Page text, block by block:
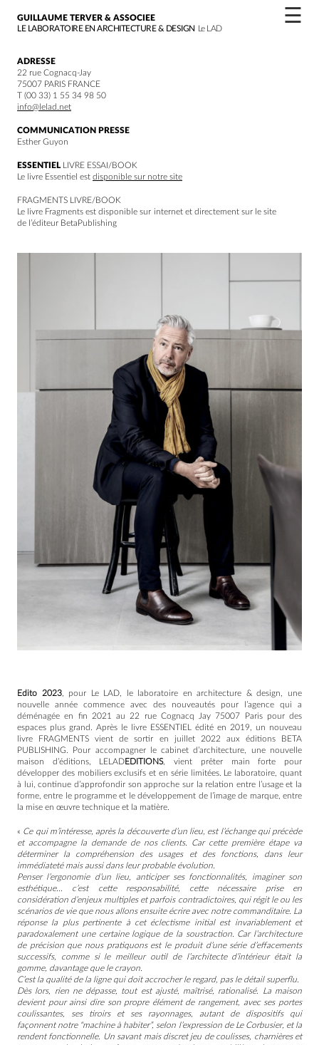
GUILLAUME TERVER & ASSOCIEE
LE LABORATOIRE EN ARCHITECTURE & DESIGN Le LAD
☰
ADRESSE
22 rue Cognacq-Jay
75007 PARIS FRANCE
T (00 33) 1 55 34 98 50
info@lelad.net
COMMUNICATION PRESSE
Esther Guyon
ESSENTIEL LIVRE ESSAI/BOOK
Le livre Essentiel est disponible sur notre site
FRAGMENTS LIVRE/BOOK
Le livre Fragments est disponible sur internet et directement sur le site
de l’éditeur BetaPublishing
Edito 2023, pour Le LAD, le laboratoire en architecture & design, une
nouvelle année commence avec des nouveautés pour l’agence qui a
déménagée en fin 2021 au 22 rue Cognacq Jay 75007 Paris pour des
espaces plus grand. Après le livre ESSENTIEL édité en 2019, un nouveau
livre FRAGMENTS vient de sortir en juillet 2022 aux éditions BETA
PUBLISHING. Pour accompagner le cabinet d’architecture, une nouvelle
maison d’éditions, LELADEDITIONS, vient prêter main forte pour
développer des mobiliers exclusifs et en série limitées. Le laboratoire, quant
à lui, continue d’approfondir son approche sur la relation entre l’usage et la
forme, entre le programme et le développement de l’image de marque, entre
la mise en œuvre technique et la matière.
« Ce qui m’intéresse, après la découverte d’un lieu, est l’échange qui précède
et accompagne la demande de nos clients. Car cette première étape va
déterminer la compréhension des usages et des fonctions, dans leur
immédiateté mais aussi dans leur probable évolution.
Penser l’ergonomie d’un lieu, anticiper ses fonctionnalités, imaginer son
esthétique… c’est cette responsabilité, cette nécessaire prise en
considération d’enjeux multiples et parfois contradictoires, qui régit le ou les
scénarios de vie que nous allons ensuite écrire avec notre commanditaire. La
réponse la plus pertinente à cet éclectisme initial est invariablement et
paradoxalement une certaine logique de la soustraction. Car l’architecture
de précision que nous pratiquons est le produit d’une série d’effacements
successifs, comme si le meilleur outil de l’architecte d’intérieur était la
gomme, davantage que le crayon.
C’est la qualité de la ligne qui doit accrocher le regard, pas le détail superflu.
Dès lors, rien ne dépasse, tout est ajusté, maîtrisé, rationalisé. La maison
devient pour ainsi dire son propre élément de rangement, avec ses portes
coulissantes, ses tiroirs et ses rayonnages, autant de dispositifs qui
façonnent notre “machine à habiter”, selon l’expression de Le Corbusier, et la
rendent fonctionnelle. Un savant mais discret jeu de coulisses, charnières et